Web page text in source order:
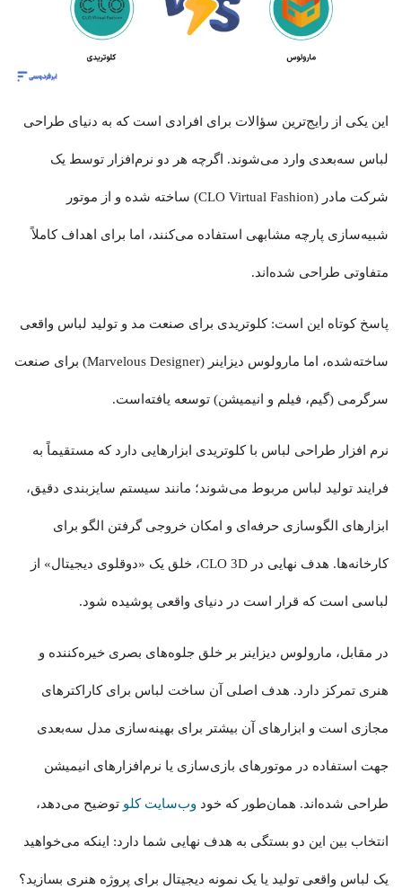
این یکی از رایج‌ترین سؤالات برای افرادی است که به دنیای طراحی
لباس سه‌بعدی وارد می‌شوند. اگرچه هر دو نرم‌افزار توسط یک
شرکت مادر (CLO Virtual Fashion) ساخته شده و از موتور
شبیه‌سازی پارچه مشابهی استفاده می‌کنند، اما برای اهداف کاملاً
متفاوتی طراحی شده‌اند.
پاسخ کوتاه این است: کلوتریدی برای صنعت مد و تولید لباس واقعی
ساخته‌شده، اما مارولوس دیزاینر (Marvelous Designer) برای صنعت
سرگرمی (گیم، فیلم و انیمیشن) توسعه یافته‌است.
نرم افزار طراحی لباس با کلوتریدی ابزارهایی دارد که مستقیماً به
فرایند تولید لباس مربوط می‌شوند؛ مانند سیستم سایزبندی دقیق،
ابزارهای الگوسازی حرفه‌ای و امکان خروجی گرفتن الگو برای
کارخانه‌ها. هدف نهایی در CLO 3D، خلق یک «دوقلوی دیجیتال» از
لباسی است که قرار است در دنیای واقعی پوشیده شود.
در مقابل، مارولوس دیزاینر بر خلق جلوه‌های بصری خیره‌کننده و
هنری تمرکز دارد. هدف اصلی آن ساخت لباس برای کاراکترهای
مجازی است و ابزارهای آن بیشتر برای بهینه‌سازی مدل سه‌بعدی
جهت استفاده در موتورهای بازی‌سازی یا نرم‌افزارهای انیمیشن
طراحی شده‌اند. همان‌طور که خود وب‌سایت کلو توضیح می‌دهد،
انتخاب بین این دو بستگی به هدف نهایی شما دارد: اینکه می‌خواهید
یک لباس واقعی تولید یا یک نمونه دیجیتال برای پروژه هنری بسازید؟